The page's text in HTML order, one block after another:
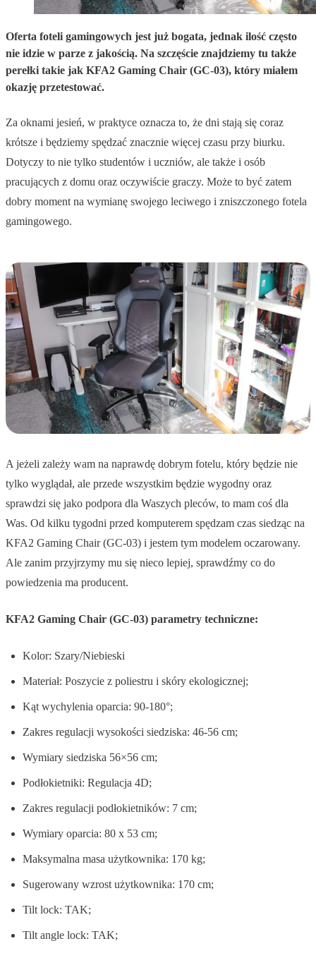
Oferta foteli gamingowych jest już bogata, jednak ilość często
nie idzie w parze z jakością. Na szczęście znajdziemy tu także
perełki takie jak KFA2 Gaming Chair (GC-03), który miałem
okazję przetestować.
Za oknami jesień, w praktyce oznacza to, że dni stają się coraz
krótsze i będziemy spędzać znacznie więcej czasu przy biurku.
Dotyczy to nie tylko studentów i uczniów, ale także i osób
pracujących z domu oraz oczywiście graczy. Może to być zatem
dobry moment na wymianę swojego leciwego i zniszczonego fotela
gamingowego.
A jeżeli zależy wam na naprawdę dobrym fotelu, który będzie nie
tylko wyglądał, ale przede wszystkim będzie wygodny oraz
sprawdzi się jako podpora dla Waszych pleców, to mam coś dla
Was. Od kilku tygodni przed komputerem spędzam czas siedząc na
KFA2 Gaming Chair (GC-03) i jestem tym modelem oczarowany.
Ale zanim przyjrzymy mu się nieco lepiej, sprawdźmy co do
powiedzenia ma producent.
KFA2 Gaming Chair (GC-03) parametry techniczne:
Kolor: Szary/Niebieski
Materiał: Poszycie z poliestru i skóry ekologicznej;
Kąt wychylenia oparcia: 90-180°;
Zakres regulacji wysokości siedziska: 46-56 cm;
Wymiary siedziska 56×56 cm;
Podłokietniki: Regulacja 4D;
Zakres regulacji podłokietników: 7 cm;
Wymiary oparcia: 80 x 53 cm;
Maksymalna masa użytkownika: 170 kg;
Sugerowany wzrost użytkownika: 170 cm;
Tilt lock: TAK;
Tilt angle lock: TAK;